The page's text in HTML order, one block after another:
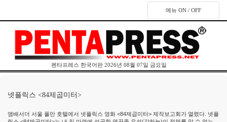
메뉴 ON / OFF
펜타프레스 한국어판 2026년 08월 07일 금요일
넷플릭스 ​​<​84제곱미터>
앰배서더 서울 풀만 호텔에서 넷플릭스 영화 ​​<​84제곱미터> 제작보고회가 열렸다. 넷플